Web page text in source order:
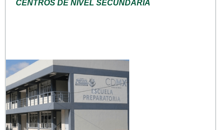
CENTROS DE NIVEL SECUNDARIA